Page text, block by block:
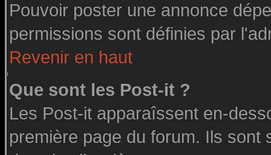
Pouvoir poster une annonce
permissions sont définies par
Revenir en haut
Que sont les Post-it ?
Les Post-it apparaîssent en-
première page du forum. Ils